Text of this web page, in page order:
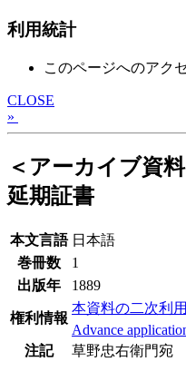
利用統計
このページへのアク
CLOSE
»
＜アーカイブ資料
延期証書
本文言語 日本語
巻冊数
1
出版年
1889
権利情報
本資料の二次利
Advance
注記
草野忠右衛門宛